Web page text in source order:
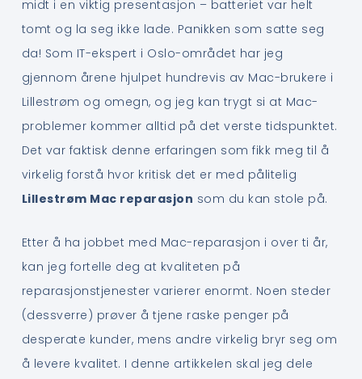
midt i en viktig presentasjon – batteriet var helt
tomt og la seg ikke lade. Panikken som satte seg
da! Som IT-ekspert i Oslo-området har jeg
gjennom årene hjulpet hundrevis av Mac-brukere i
Lillestrøm og omegn, og jeg kan trygt si at Mac-
problemer kommer alltid på det verste tidspunktet.
Det var faktisk denne erfaringen som fikk meg til å
virkelig forstå hvor kritisk det er med pålitelig
Lillestrøm Mac reparasjon som du kan stole på.
Etter å ha jobbet med Mac-reparasjon i over ti år,
kan jeg fortelle deg at kvaliteten på
reparasjonstjenester varierer enormt. Noen steder
(dessverre) prøver å tjene raske penger på
desperate kunder, mens andre virkelig bryr seg om
å levere kvalitet. I denne artikkelen skal jeg dele